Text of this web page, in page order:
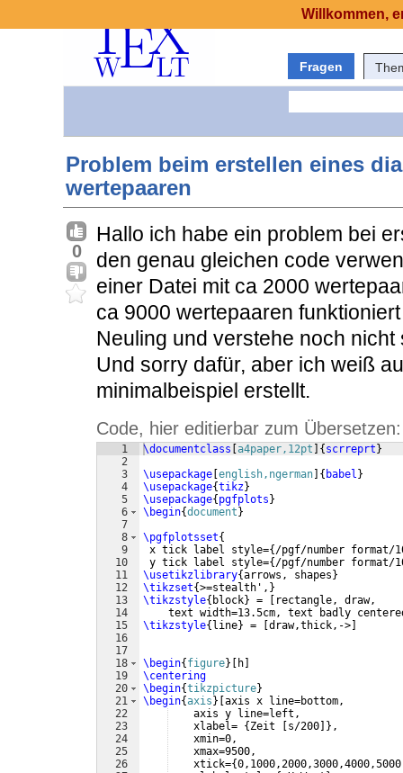
Fragen
Problem beim erstellen eines
wertepaaren
0
Hallo ich habe ein problem bei
den genau gleichen code
einer Datei mit ca 2000
ca 9000 wertepaaren
Neuling und verstehe noch
Und sorry dafür, aber ich weiß
minimalbeispiel erstellt.
Code, hier editierbar zum Übersetzen:
1
2
3
4
5
6
7
8
9
10
11
12
13
14
15
16
17
18
19
20
21
22
23
24
25
26
\documentclass a4paper,12pt { scrreprt }
\usepackage english,ngerman { babel }
\usepackage{tikz}
\usepackage{ pgfplots }
\begin{document }
\pgfplotsset{
x tick label style={ /pgf/number format/
y tick label style={ /pgf/number format/
\usetikzlibrary{arrows, shapes }
\tikzset{>=stealth', }
\tikzstyle{ block} =
rectangle, draw,
text width=13.5cm, text badly
\tikzstyle{ line} = draw,thick,->
\begin{ figure} h
\centering
\begin{tikzpicture}
\begin{axis } axis x line=bottom,
    axis y line=left,
    xlabel=
{ Zeit s/200 ]} ,
    xmin=0,
    xmax=9500,
    xtick=
{
Willkommen,